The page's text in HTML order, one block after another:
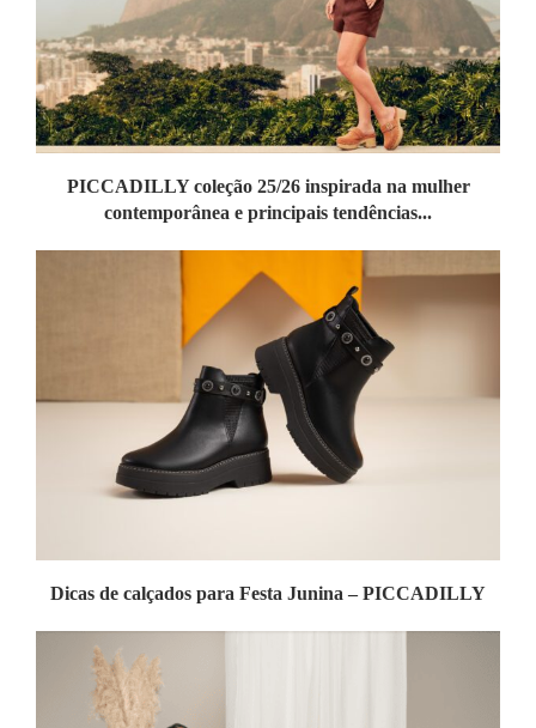
PICCADILLY coleção 25/26 inspirada na mulher
contemporânea e principais tendências...
Dicas de calçados para Festa Junina – PICCADILLY